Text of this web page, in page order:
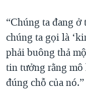
“Chúng ta đang
chúng ta gọi là
phải buông thả
tin tưởng rằng
đúng chỗ của nó.”